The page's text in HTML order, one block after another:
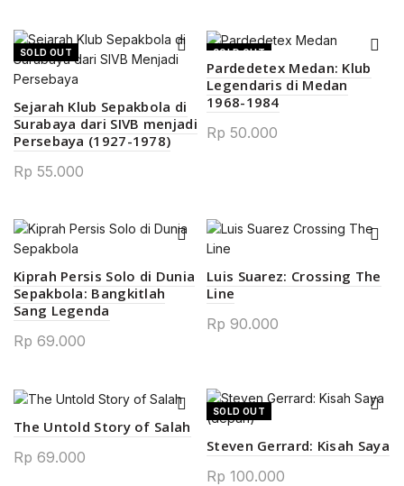
Rp 312.000
SOLD OUT
Sejarah Klub Sepakbola di
Surabaya dari SIVB menjadi
Persebaya (1927-1978)
Rp 55.000
SOLD OUT
Pardedetex Medan: Klub
Legendaris di Medan
1968-1984
Rp 50.000
Kiprah Persis Solo di Dunia
Sepakbola: Bangkitlah
Sang Legenda
Rp 69.000
Luis Suarez: Crossing The
Line
Rp 90.000
The Untold Story of Salah
Rp 69.000
SOLD OUT
Steven Gerrard: Kisah Saya
Rp 100.000